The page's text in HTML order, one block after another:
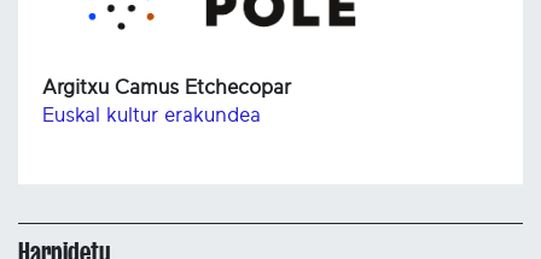
Argitxu Camus Etchecopar
Euskal kultur erakundea
Harpidetu